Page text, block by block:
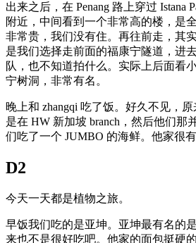
出来之后，在 Penang 路上穿过 Istana
附近，中间看到一个非常高的楼，是
非常贵，我们没有住。再往前走，其
是我们选择走前面的福康宁隧道，进
队，也不知道拍什么。实际上后面看
宁树洞，非常有名。
晚上和 zhangqi 吃了饭。好久不见，
是在 HW 新加坡 branch，然后他们那
们吃了一个 JUMBO 的海鲜。他家很有
D2
今天一天都是植物之旅。
早饭我们吃的是亚坤。亚坤最有名的
来也不是很好吃吧。他家的面包挺硬